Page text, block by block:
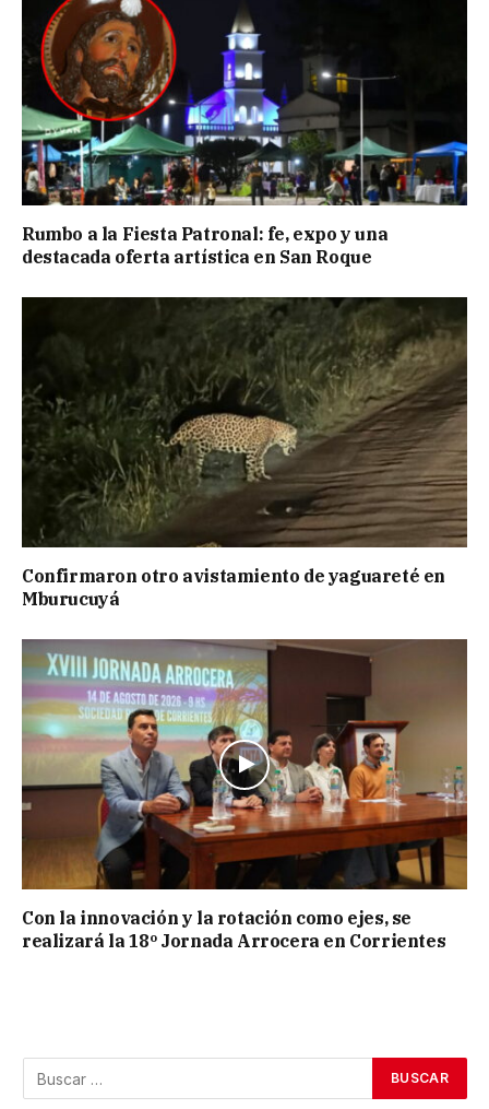
Rumbo a la Fiesta Patronal: fe, expo y una
destacada oferta artística en San Roque
Confirmaron otro avistamiento de yaguareté en
Mburucuyá
Con la innovación y la rotación como ejes, se
realizará la 18º Jornada Arrocera en Corrientes